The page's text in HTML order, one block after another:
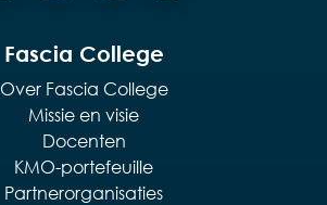
Fascia College
Over Fascia College
Missie en visie
Docenten
KMO-portefeuille
Partnerorganisaties